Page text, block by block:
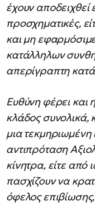
έχουν αποδειχθεί
προσχηματικές,
και μη
κατάλληλων
απερίγραπτη
Ευθύνη φέρει και
κλάδος συνολικά,
μια τεκμηριωμένη
αντιπρόταση
κίνητρα, είτε από
πασχίζουν να
όφελος